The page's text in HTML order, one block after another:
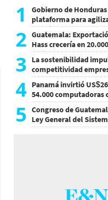
1
Gobierno de
plataforma para
exterior
2 Guatemala:
Hass crecería en
hacia 2028
3 La sostenibilidad
competitividad
Guatemala
4 Panamá invirtió
54.000 computadoras
5
Congreso de
Ley General del